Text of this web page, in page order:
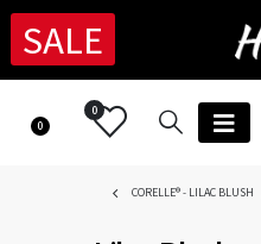
SALE
0
0
CORELLE® - LILAC BLUSH